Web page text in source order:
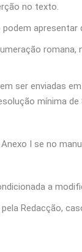
no texto.
ser enviadas
mínima de
I se no
a
Redacção,